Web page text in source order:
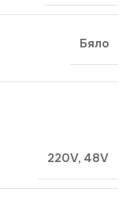
Бяло
220V, 48V